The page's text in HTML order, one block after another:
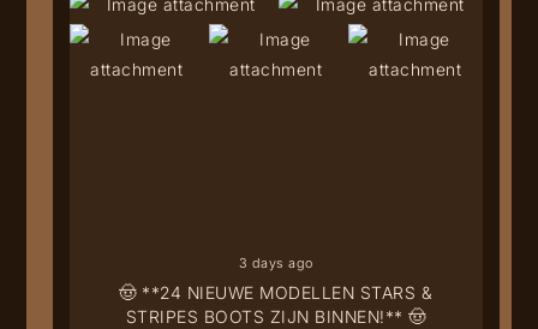
🤠 **24 NIEUWE MODELLEN STARS &
STRIPES BOOTS ZIJN BINNEN!** 🤠
3 days ago